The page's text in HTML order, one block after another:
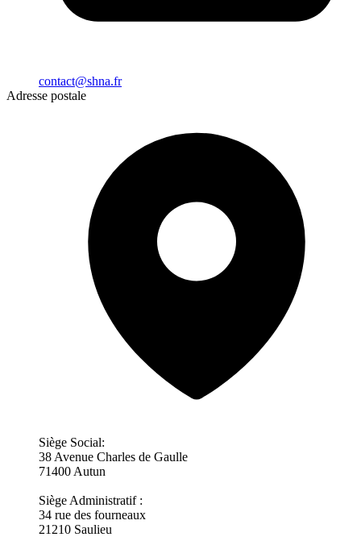
contact@shna.fr
Adresse postale
Siège Social:
38 Avenue Charles de Gaulle
71400 Autun
Siège Administratif :
34 rue des fourneaux
21210 Saulieu